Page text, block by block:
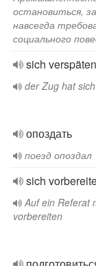
остановиться,
навсегда
социального
sich verspäten
der Zug hat
опоздать
поезд опоздал
sich
Auf ein Referat
vorbereiten